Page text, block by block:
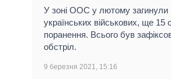
У зоні ООС у лютому загинули
українських військових, ще 15
поранення. Всього був
обстріл.
9 березня 2021, 15:16